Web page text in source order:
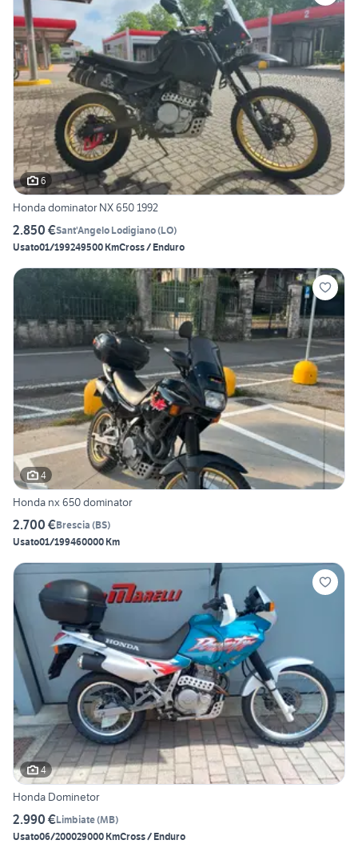
6
Honda dominator NX 650 1992
2.850 €Sant'Angelo Lodigiano(LO)
Usato01/199249500 KmCross / Enduro
4
Honda nx 650 dominator
2.700 €Brescia (BS)
Usato01/199460000 Km
4
Honda Dominetor
2.990 €Limbiate(MB)
Usato06/200029000 KmCross / Enduro